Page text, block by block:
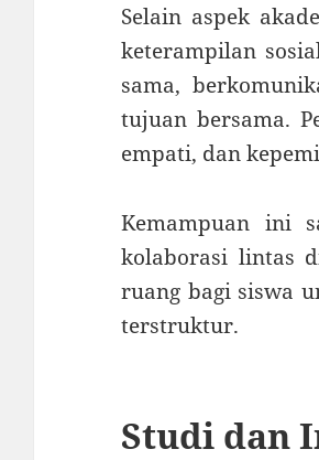
Selain aspek
keterampilan
sama,
tujuan bersama.
empati, dan
Kemampuan ini
kolaborasi lintas
ruang bagi siswa
terstruktur.
Studi dan